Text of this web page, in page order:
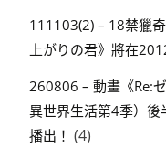
111103(2) – 18禁獵
上がりの君》將在
260806 – 動畫《Re:
異世界生活第4季）
播出！ (4)